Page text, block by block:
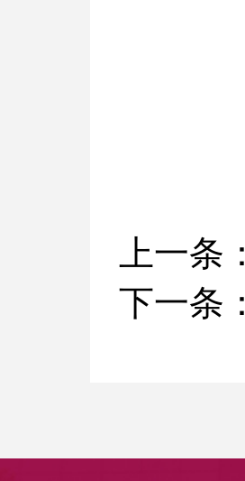
上一条：
下一条：